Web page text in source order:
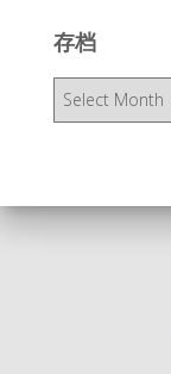
存档
存